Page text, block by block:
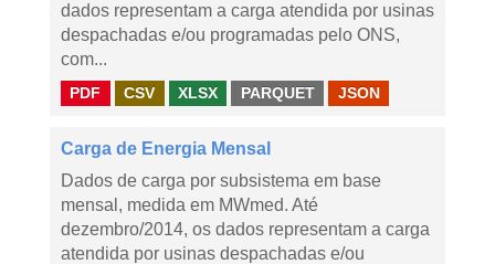
dados representam a carga atendida por usinas
despachadas e/ou programadas pelo ONS,
com...
PDF CSV XLSX PARQUET JSON
Carga de Energia Mensal
Dados de carga por subsistema em base
mensal, medida em MWmed. Até
dezembro/2014, os dados representam a carga
atendida por usinas despachadas e/ou